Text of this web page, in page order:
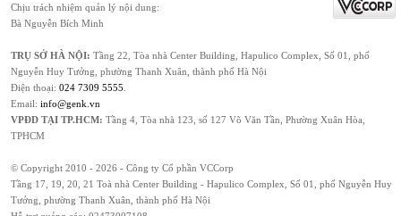
Chịu trách nhiệm quản lý nội dung:
Bà Nguyễn Bích Minh
TRỤ SỞ HÀ NỘI: Tầng 22, Tòa nhà Center Building, Hapulico Complex, Số 01, phố
Nguyễn Huy Tưởng, phường Thanh Xuân, thành phố Hà Nội
Điện thoại: 024 7309 5555
Email: info@genk.vn
VPĐD TẠI TP.HCM: Tầng 4, Tòa nhà 123, số 127 Võ Văn Tần, Phường Xuân Hòa,
TPHCM
© Copyright 2010 - 2026 - Công ty Cổ phần VCCorp
Tầng 17, 19, 20, 21 Toà nhà Center Building - Hapulico Complex, Số 01, phố Nguyễn Huy
Tưởng, phường Thanh Xuân, thành phố Hà Nội